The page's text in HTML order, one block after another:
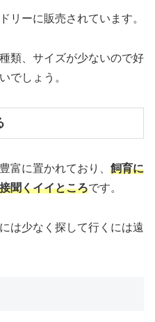
リーに販売されています。
類、サイズが少ないので好
でしょう。
富に置かれており、 飼育に
聞くイイところです。
は少なく探して行くには遠